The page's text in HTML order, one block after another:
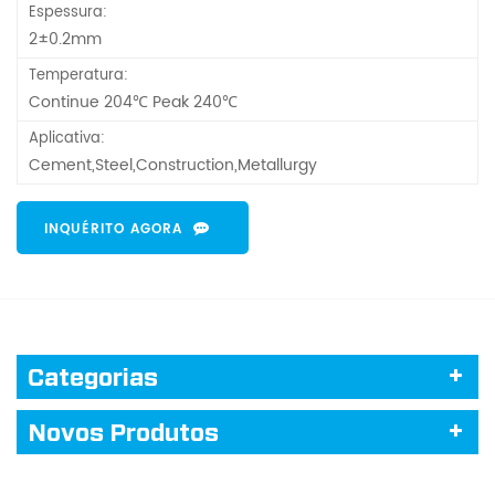
Espessura:
2±0.2mm
Temperatura:
Continue 204℃ Peak 240℃
Aplicativa:
Cement,Steel,Construction,Metallurgy
INQUÉRITO AGORA
Categorias
Novos Produtos